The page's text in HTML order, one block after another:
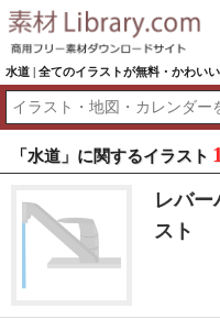
水道 | 全てのイラストが無料・かわい
「水道」に関するイラスト
レバー
スト